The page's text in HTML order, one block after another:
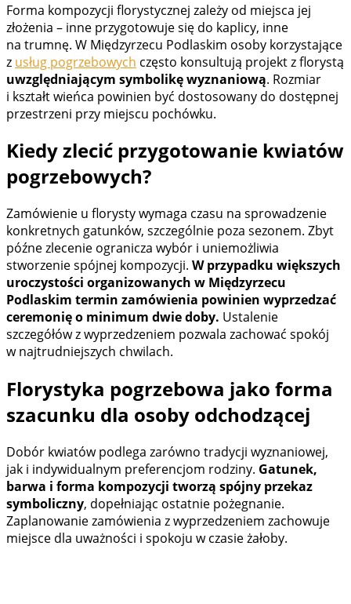
Forma kompozycji florystycznej zależy od miejsca jej
złożenia – inne przygotowuje się do kaplicy, inne
na trumnę. W Międzyrzecu Podlaskim osoby korzystające
z usług pogrzebowych często konsultują projekt z florystą
uwzględniającym symbolikę wyznaniową. Rozmiar
i kształt wieńca powinien być dostosowany do dostępnej
przestrzeni przy miejscu pochówku.
Kiedy zlecić przygotowanie kwiatów
pogrzebowych?
Zamówienie u florysty wymaga czasu na sprowadzenie
konkretnych gatunków, szczególnie poza sezonem. Zbyt
późne zlecenie ogranicza wybór i uniemożliwia
stworzenie spójnej kompozycji. W przypadku większych
uroczystości organizowanych w Międzyrzecu
Podlaskim termin zamówienia powinien wyprzedzać
ceremonię o minimum dwie doby. Ustalenie
szczegółów z wyprzedzeniem pozwala zachować spokój
w najtrudniejszych chwilach.
Florystyka pogrzebowa jako forma
szacunku dla osoby odchodzącej
Dobór kwiatów podlega zarówno tradycji wyznaniowej,
jak i indywidualnym preferencjom rodziny. Gatunek,
barwa i forma kompozycji tworzą spójny przekaz
symboliczny, dopełniając ostatnie pożegnanie.
Zaplanowanie zamówienia z wyprzedzeniem zachowuje
miejsce dla uważności i spokoju w czasie żałoby.